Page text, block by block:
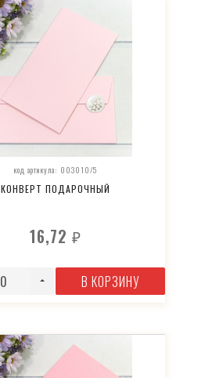
код артикула: 003010/5
КОНВЕРТ ПОДАРОЧНЫЙ
16,72₽
В КОРЗИНУ